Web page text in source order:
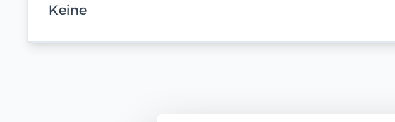
Keine